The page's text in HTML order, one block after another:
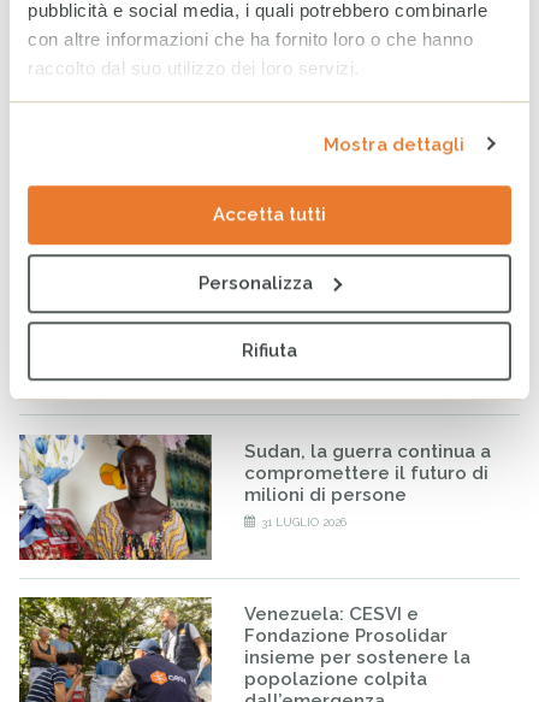
pubblicità e social media, i quali potrebbero combinarle
con altre informazioni che ha fornito loro o che hanno
raccolto dal suo utilizzo dei loro servizi.
Mostra dettagli
Accetta tutti
Personalizza
Rifiuta
Notizie
ARTICOLI CORRELATI
Venezuela: al fianco delle
comunità colpite per
ritrovare la quotidianità
perduta
7 AGOSTO 2026
Sudan, la guerra continua a
compromettere il futuro di
milioni di persone
31 LUGLIO 2026
Venezuela: CESVI e
Fondazione Prosolidar
insieme per sostenere la
popolazione colpita